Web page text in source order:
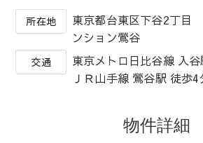
所在地
東京都台東区下谷2丁
ンション鶯谷
交通
東京メトロ日比谷線 入
ＪＲ山手線 鶯谷駅 徒歩4
物件詳細